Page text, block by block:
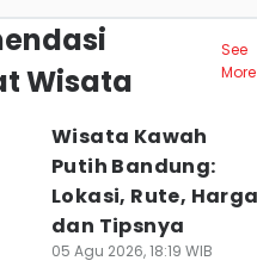
Wisata
See
More
Wisata Kawah
Putih Bandung:
Lokasi, Rute,
dan Tipsnya
05 Agu 2026, 18:19 WIB